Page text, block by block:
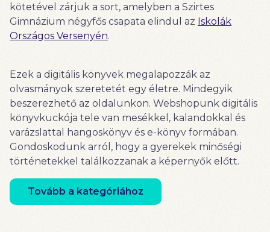
kötetével zárjuk a sort, amelyben a Szirtes
Gimnázium négyfős csapata elindul az Iskolák
Országos Versenyén.
Ezek a digitális könyvek megalapozzák az
olvasmányok szeretetét egy életre. Mindegyik
beszerezhető az oldalunkon. Webshopunk digitális
könyvkuckója tele van mesékkel, kalandokkal és
varázslattal hangoskönyv és e-könyv formában.
Gondoskodunk arról, hogy a gyerekek minőségi
történetekkel találkozzanak a képernyők előtt.
Tovább a kategóriához